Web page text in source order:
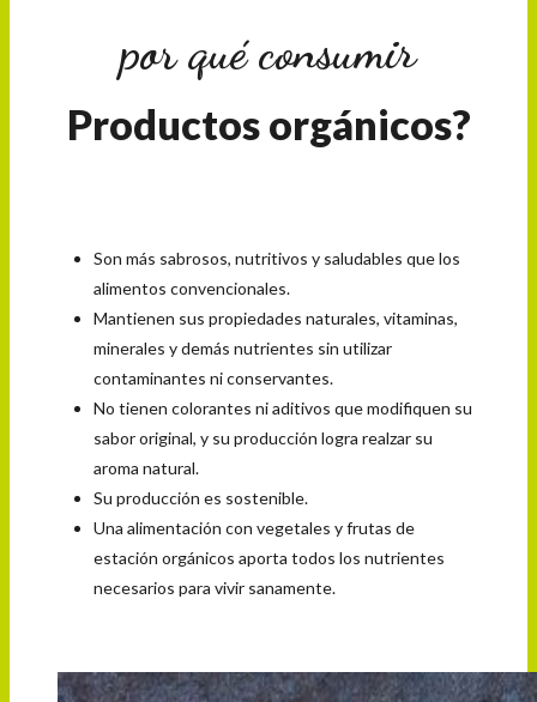
por qué consumir
Productos orgánicos?
Son más sabrosos, nutritivos y saludables que los
alimentos convencionales.
Mantienen sus propiedades naturales, vitaminas,
minerales y demás nutrientes sin utilizar
contaminantes ni conservantes.
No tienen colorantes ni aditivos que modifiquen su
sabor original, y su producción logra realzar su
aroma natural.
Su producción es sostenible.
Una alimentación con vegetales y frutas de
estación orgánicos aporta todos los nutrientes
necesarios para vivir sanamente.